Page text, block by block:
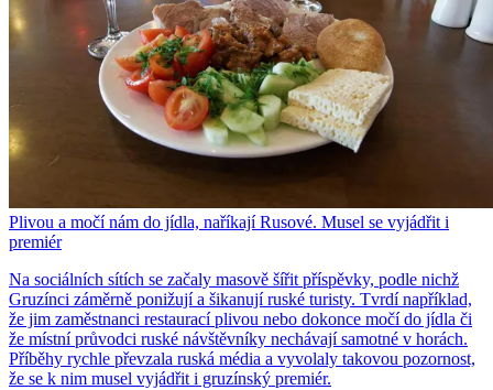
Plivou a močí nám do jídla, naříkají Rusové. Musel se vyjádřit i
premiér
Na sociálních sítích se začaly masově šířit příspěvky, podle nichž
Gruzínci záměrně ponižují a šikanují ruské turisty. Tvrdí například,
že jim zaměstnanci restaurací plivou nebo dokonce močí do jídla či
že místní průvodci ruské návštěvníky nechávají samotné v horách.
Příběhy rychle převzala ruská média a vyvolaly takovou pozornost,
že se k nim musel vyjádřit i gruzínský premiér.